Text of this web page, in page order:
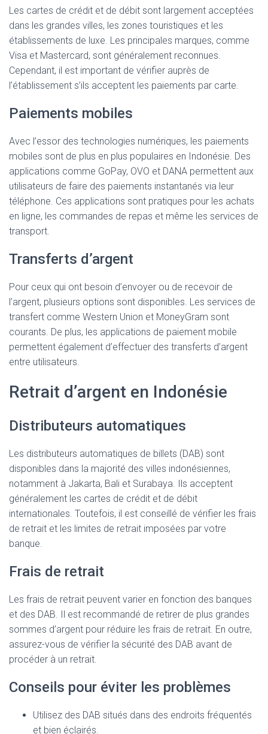
Les cartes de crédit et de débit sont largement acceptées
dans les grandes villes, les zones touristiques et les
établissements de luxe. Les principales marques, comme
Visa et Mastercard, sont généralement reconnues.
Cependant, il est important de vérifier auprès de
l’établissement s’ils acceptent les paiements par carte.
Paiements mobiles
Avec l’essor des technologies numériques, les paiements
mobiles sont de plus en plus populaires en Indonésie. Des
applications comme GoPay, OVO et DANA permettent aux
utilisateurs de faire des paiements instantanés via leur
téléphone. Ces applications sont pratiques pour les achats
en ligne, les commandes de repas et même les services de
transport.
Transferts d’argent
Pour ceux qui ont besoin d’envoyer ou de recevoir de
l’argent, plusieurs options sont disponibles. Les services de
transfert comme Western Union et MoneyGram sont
courants. De plus, les applications de paiement mobile
permettent également d’effectuer des transferts d’argent
entre utilisateurs.
Retrait d’argent en Indonésie
Distributeurs automatiques
Les distributeurs automatiques de billets (DAB) sont
disponibles dans la majorité des villes indonésiennes,
notamment à Jakarta, Bali et Surabaya. Ils acceptent
généralement les cartes de crédit et de débit
internationales. Toutefois, il est conseillé de vérifier les frais
de retrait et les limites de retrait imposées par votre
banque.
Frais de retrait
Les frais de retrait peuvent varier en fonction des banques
et des DAB. Il est recommandé de retirer de plus grandes
sommes d’argent pour réduire les frais de retrait. En outre,
assurez-vous de vérifier la sécurité des DAB avant de
procéder à un retrait.
Conseils pour éviter les problèmes
Utilisez des DAB situés dans des endroits fréquentés
et bien éclairés.